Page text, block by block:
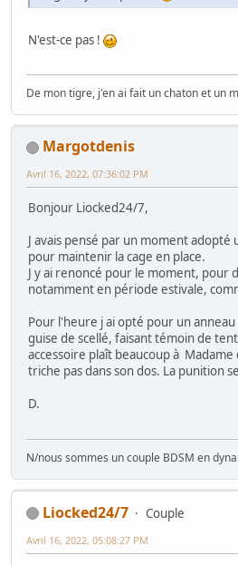
N'est-ce pas !
De mon tigre, j'en ai fait un chaton et un
Margotdenis
Avril 16, 2022, 07:36:02 PM
Bonjour Liocked24/7,
J avais pensé par un moment adopté
pour maintenir la cage en place.
J y ai renoncé pour le moment, pour
notamment en période estivale,
Pour l'heure j ai opté pour un
guise de scellé, faisant témoin de
accessoire plaît beaucoup à Madame
triche pas dans son dos. La punition
D.
N/nous sommes un couple BDSM en
Liocked24/7
Couple
Avril 16, 2022, 05:08:27 PM